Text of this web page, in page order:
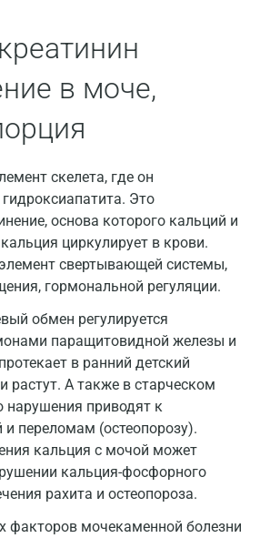
в моче,
скелета, где он
Это
основа которого кальций и
циркулирует в крови.
свертывающей системы,
гормональной регуляции.
обмен регулируется
паращитовидной железы и
в ранний детский
растут. А также в старческом
нарушения приводят к
и переломам (остеопорозу).
кальция с мочой может
кальция-фосфорного
рахита и остеопороза.
факторов мочекаменной болезни